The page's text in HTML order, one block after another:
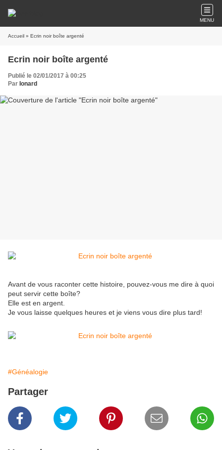
MENU
Accueil » Ecrin noir boîte argenté
Ecrin noir boîte argenté
Publié le 02/01/2017 à 00:25
Par Ionard
Avant de vous raconter cette histoire, pouvez-vous me dire à quoi
peut servir cette boîte?
Elle est en argent.
Je vous laisse quelques heures et je viens vous dire plus tard!
#Généalogie
Partager